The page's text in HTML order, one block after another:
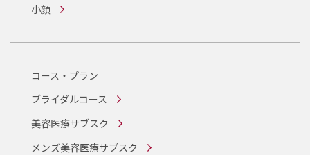
小顔
コース・プラン
ブライダルコース
美容医療サブスク
メンズ美容医療サブスク